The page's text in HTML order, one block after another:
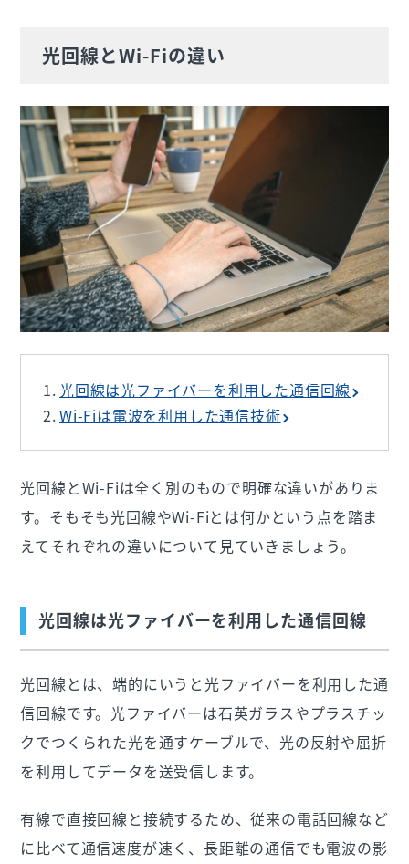
光回線とWi-Fiの違い
光回線は光ファイバーを利用した通信回線
Wi-Fiは電波を利用した通信技術
光回線とWi-Fiは全く別のもので明確な違いがありま
す。そもそも光回線やWi-Fiとは何かという点を踏ま
えてそれぞれの違いについて見ていきましょう。
光回線は光ファイバーを利用した通信回線
光回線とは、端的にいうと光ファイバーを利用した通
信回線です。光ファイバーは石英ガラスやプラスチッ
クでつくられた光を通すケーブルで、光の反射や屈折
を利用してデータを送受信します。
有線で直接回線と接続するため、従来の電話回線など
に比べて通信速度が速く、長距離の通信でも電波の影